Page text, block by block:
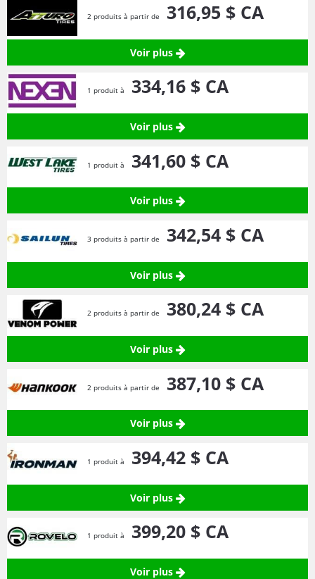
2 produits à partir de 316,95 $ CA
Voir plus
1 produit à 334,16 $ CA
Voir plus
1 produit à 341,60 $ CA
Voir plus
3 produits à partir de 342,54 $ CA
Voir plus
2 produits à partir de 380,24 $ CA
Voir plus
2 produits à partir de 387,10 $ CA
Voir plus
1 produit à 394,42 $ CA
Voir plus
1 produit à 399,20 $ CA
Voir plus